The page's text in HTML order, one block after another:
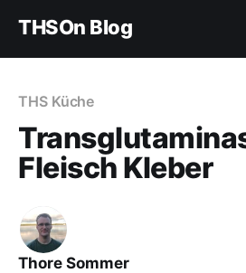
THSOn Blog
THS Küche
Fleisch Kleber
Thore Sommer